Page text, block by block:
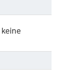
keine